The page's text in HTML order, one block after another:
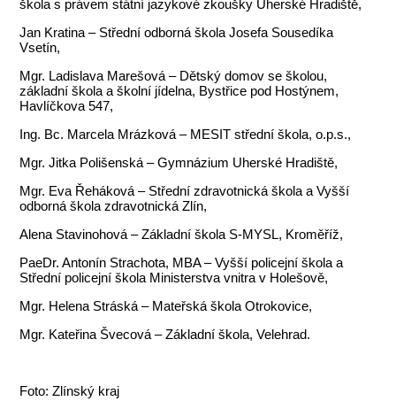
škola s právem státní jazykové zkoušky Uherské Hradiště,
Jan Kratina – Střední odborná škola Josefa Sousedíka
Vsetín,
Mgr. Ladislava Marešová – Dětský domov se školou,
základní škola a školní jídelna, Bystřice pod Hostýnem,
Havlíčkova 547,
Ing. Bc. Marcela Mrázková – MESIT střední škola, o.p.s.,
Mgr. Jitka Polišenská – Gymnázium Uherské Hradiště,
Mgr. Eva Řeháková – Střední zdravotnická škola a Vyšší
odborná škola zdravotnická Zlín,
Alena Stavinohová – Základní škola S-MYSL, Kroměříž,
PaeDr. Antonín Strachota, MBA – Vyšší policejní škola a
Střední policejní škola Ministerstva vnitra v Holešově,
Mgr. Helena Stráská – Mateřská škola Otrokovice,
Mgr. Kateřina Švecová – Základní škola, Velehrad.
Foto: Zlínský kraj